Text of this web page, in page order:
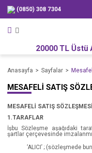
(0850) 308 7304
20000 TL Üstü
Anasayfa Sayfalar
MESAFELI SATIŞ
MESAFELİ SATIŞ SÖZLEŞMESİ
1.TARAFLAR
İşbu Sözleşme aşağıdaki
şartlar çerçevesinde
‘ALICI’ ; (sözleşmede
Geri Dön
Anar
Andrea Hurst
Geri Dön
Türkiye Roman
Dünya Roman
Geri Dön
6 Ay-5 Yaş Etkinlik Kitapları
6 Ay-5 Yaş Masal & Hikaye